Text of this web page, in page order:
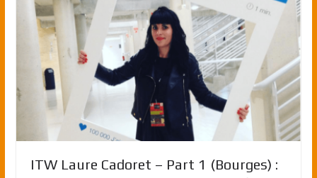
ITW Laure Cadoret – Part 1 (Bourges) :